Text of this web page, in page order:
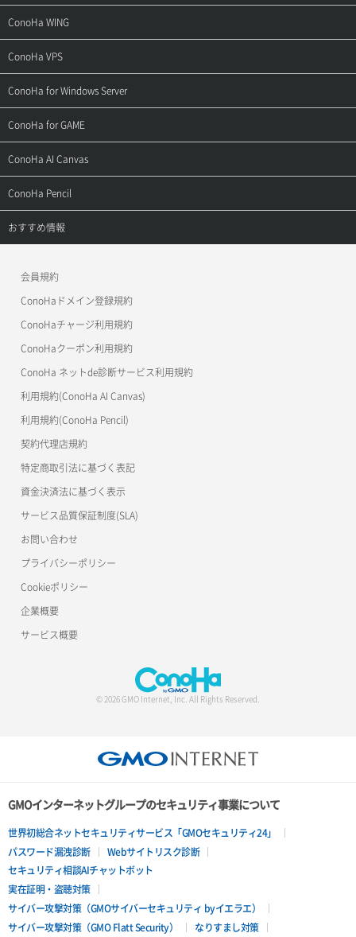
サポートトップ
ご契約・お支払い
用語集
お問い合わせ
ConoHa WING
サポートトップ
ご利用ガイド
お乗り換えガイド
よくある質問
ConoHa VPS
サポートトップ
ご利用ガイド
APIドキュメントVPS2.0
APIドキュメントVPS3.0
ConoHa for Windows Server
サポートトップ
ご利用ガイド
APIドキュメントVPS2.0
APIドキュメントVPS3.0
ConoHa for GAME
サポートトップ
ご利用ガイド
ConoHa AI Canvas
サポートトップ
ご利用ガイド
ConoHa Pencil
サポートトップ
おすすめ情報
美雲このは徹底ガイド
会員規約
ConoHaドメイン登録規約
ConoHaチャージ利用規約
ConoHaクーポン利用規約
ConoHa ネットde診断サービス利用規約
利用規約(ConoHa AI Canvas)
利用規約(ConoHa Pencil)
契約代理店規約
特定商取引法に基づく表記
資金決済法に基づく表示
サービス品質保証制度(SLA)
お問い合わせ
プライバシーポリシー
Cookieポリシー
企業概要
サービス概要
© 2026 GMO Internet, Inc. All Rights Reserved.
GMOインターネットグループのセキュリティ事業について
世界初総合ネットセキュリティサービス「GMOセキュリティ24」
パスワード漏洩診断
Webサイトリスク診断
セキュリティ相談AIチャットボット
実在証明・盗聴対策
サイバー攻撃対策（GMOサイバーセキュリティ byイエラエ）
サイバー攻撃対策（GMO Flatt Security）
なりすまし対策